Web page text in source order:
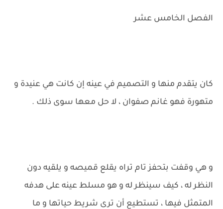
الفصل الخامس عشر
كان يتقدم منها و التصميم في عينه إن كانت هي عنيدة و
متهورة فهو غانم صفوان ، لا حل معها سوى ذلك .
و هي وقفت بتحفز تام تراه يقلع قميصه و يلقيه دون
النظر له ، كيف سينظر له و هو مسلط عينه على هدفه
المتمثل فيها ، تستطيع أن ترى شريط حياتها و ما